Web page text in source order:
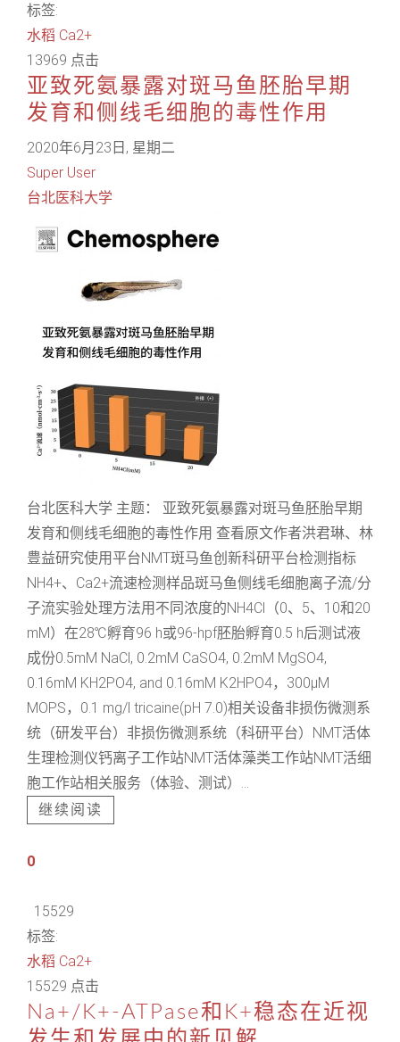
标签:
水稻 Ca2+
13969 点击
亚致死氨暴露对斑马鱼胚胎早期
发育和侧线毛细胞的毒性作用
2020年6月23日, 星期二
Super User
台北医科大学
台北医科大学 主题： 亚致死氨暴露对斑马鱼胚胎早期
发育和侧线毛细胞的毒性作用 查看原文作者洪君琳、林
豊益研究使用平台NMT斑马鱼创新科研平台检测指标
NH4+、Ca2+流速检测样品斑马鱼侧线毛细胞离子流/分
子流实验处理方法用不同浓度的NH4Cl（0、5、10和20
mM）在28℃孵育96 h或96-hpf胚胎孵育0.5 h后测试液
成份0.5mM NaCl, 0.2mM CaSO4, 0.2mM MgSO4,
0.16mM KH2PO4, and 0.16mM K2HPO4，300μM
MOPS，0.1 mg/l tricaine(pH 7.0)相关设备非损伤微测系
统（研发平台）非损伤微测系统（科研平台）NMT活体
生理检测仪钙离子工作站NMT活体藻类工作站NMT活细
胞工作站相关服务（体验、测试）...
继续阅读
0
15529
标签:
水稻 Ca2+
15529 点击
Na+/K+-ATPase和K+稳态在近视